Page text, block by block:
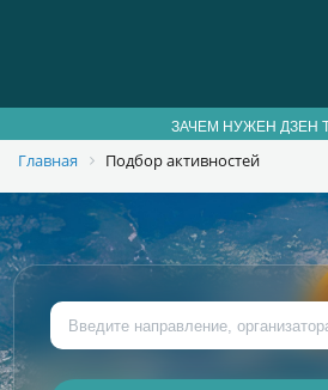
ЗАЧЕМ НУЖЕН ДЗЕН
Главная Подбор активностей